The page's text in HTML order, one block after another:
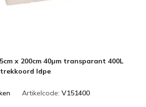
x 200cm 40µm transparant 400L
ldpe
Artikelcode: V151400